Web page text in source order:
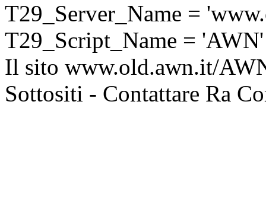
T29_Server_Name =
T29_Script_Name = 'AWN'
Il sito www.old.awn.it/
Sottositi - Contattare Ra